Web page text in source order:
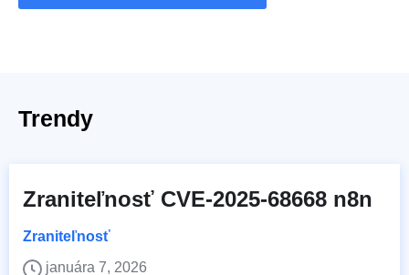
Trendy
Zraniteľnosť CVE-2025-68668 n8n
Zraniteľnosť
januára 7, 2026